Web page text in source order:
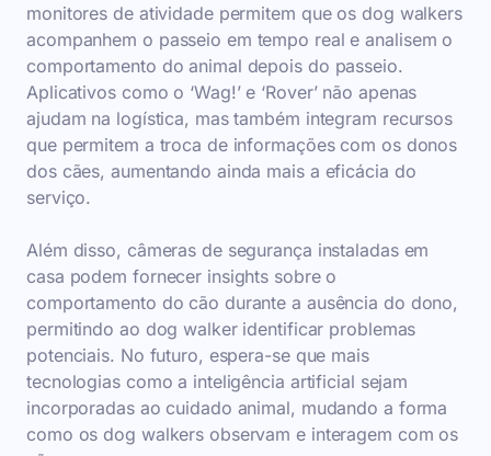
monitores de atividade permitem que os dog walkers
acompanhem o passeio em tempo real e analisem o
comportamento do animal depois do passeio.
Aplicativos como o ‘Wag!’ e ‘Rover’ não apenas
ajudam na logística, mas também integram recursos
que permitem a troca de informações com os donos
dos cães, aumentando ainda mais a eficácia do
serviço.
Além disso, câmeras de segurança instaladas em
casa podem fornecer insights sobre o
comportamento do cão durante a ausência do dono,
permitindo ao dog walker identificar problemas
potenciais. No futuro, espera-se que mais
tecnologias como a inteligência artificial sejam
incorporadas ao cuidado animal, mudando a forma
como os dog walkers observam e interagem com os